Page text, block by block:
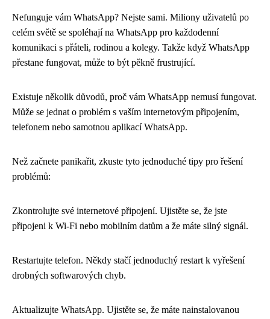
Nefunguje vám WhatsApp? Nejste sami. Miliony uživatelů po
celém světě se spoléhají na WhatsApp pro každodenní
komunikaci s přáteli, rodinou a kolegy. Takže když WhatsApp
přestane fungovat, může to být pěkně frustrující.
Existuje několik důvodů, proč vám WhatsApp nemusí fungovat.
Může se jednat o problém s vaším internetovým připojením,
telefonem nebo samotnou aplikací WhatsApp.
Než začnete panikařit, zkuste tyto jednoduché tipy pro řešení
problémů:
Zkontrolujte své internetové připojení. Ujistěte se, že jste
připojeni k Wi-Fi nebo mobilním datům a že máte silný signál.
Restartujte telefon. Někdy stačí jednoduchý restart k vyřešení
drobných softwarových chyb.
Aktualizujte WhatsApp. Ujistěte se, že máte nainstalovanou